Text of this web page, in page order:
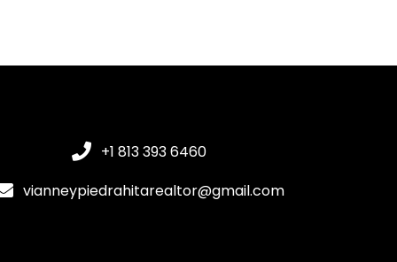
+1 813 393 6460
vianneypiedrahitarealtor@gmail.com